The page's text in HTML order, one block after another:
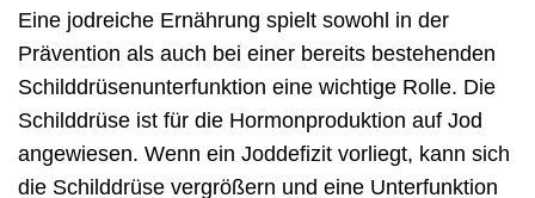
Eine jodreiche Ernährung spielt sowohl in der
Prävention als auch bei einer bereits bestehenden
Schilddrüsenunterfunktion eine wichtige Rolle. Die
Schilddrüse ist für die Hormonproduktion auf Jod
angewiesen. Wenn ein Joddefizit vorliegt, kann sich
die Schilddrüse vergrößern und eine Unterfunktion